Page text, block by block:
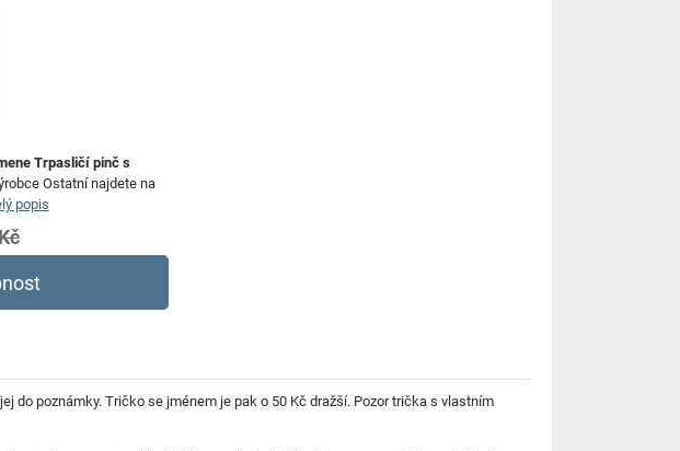
Trpasličí pinč s
Ostatní najdete na
popis
do poznámky. Tričko se jménem je pak o 50 Kč dražší. Pozor trička s vlastním